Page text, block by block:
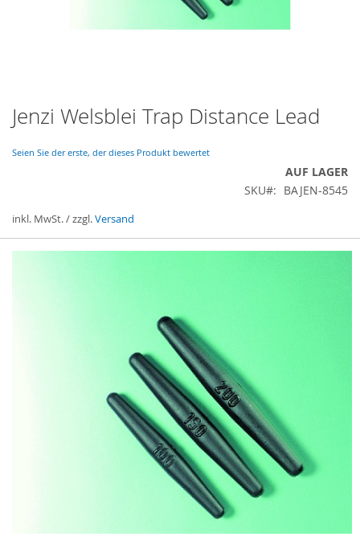
Zum
Anfang
Bildergalerie
Jenzi Welsblei Trap Distance Lead
Seien Sie der erste, der dieses Produkt bewertet
AUF LAGER
SKU
BAJEN-8545
inkl. MwSt. / zzgl.Versand